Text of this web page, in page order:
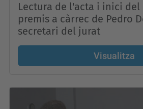
Lectura de l'acta i inici
premis a càrrec de Pedro
secretari del jurat
Visualitza